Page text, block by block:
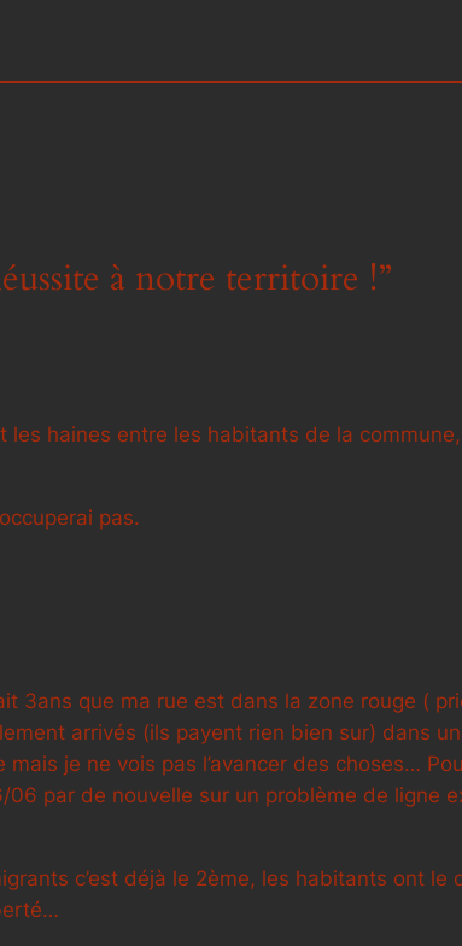
à notre territoire !”
haines entre les habitants de la commune,
pas.
3ans que ma rue est dans la zone rouge (
arrivés (ils payent rien bien sur) dans
mais je ne vois pas l’avancer des choses…
par de nouvelle sur un problème de ligne
c’est déjà le 2ème, les habitants ont le